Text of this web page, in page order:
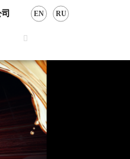
EN RU